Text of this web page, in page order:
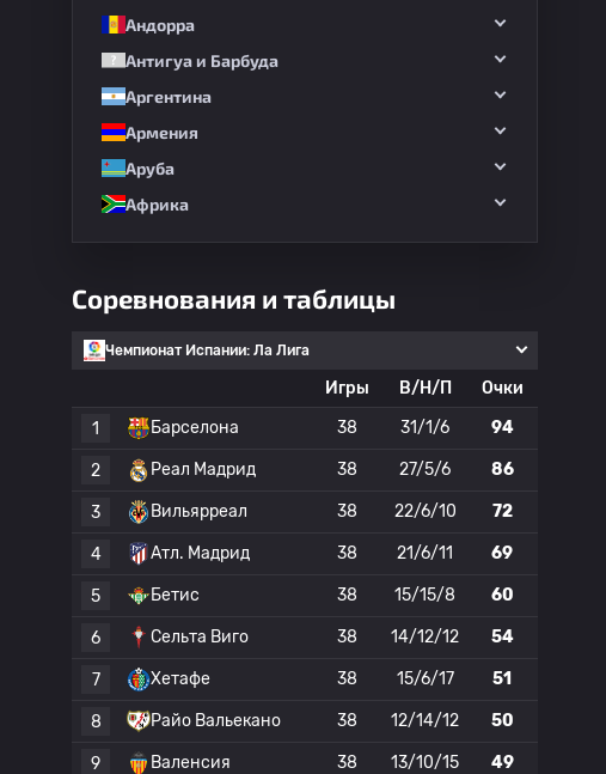
Андорра
Антигуа и Барбуда
Аргентина
Армения
Аруба
Африка
Соревнования и таблицы
Чемпионат Испании: Ла Лига
Игры В/Н/П
Очки
1
Барселона 38 31/1/6 94
2 Реал Мадрид 38 27/5/6 86
3 Вильярреал 38 22/6/10 72
4 Атл. Мадрид 38 21/6/11 69
5 Бетис 38 15/15/8 60
6 Сельта Виго 38 14/12/12 54
7 Хетафе 38 15/6/17 51
8 Райо Вальекано 38 12/14/12 50
9 Валенсия 38 13/10/15 49